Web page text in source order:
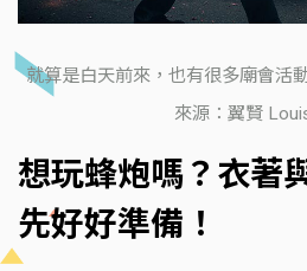
就算是白天前來，也有很多廟會活
來源：翼賢
想玩蜂炮嗎？衣著
先好好準備！